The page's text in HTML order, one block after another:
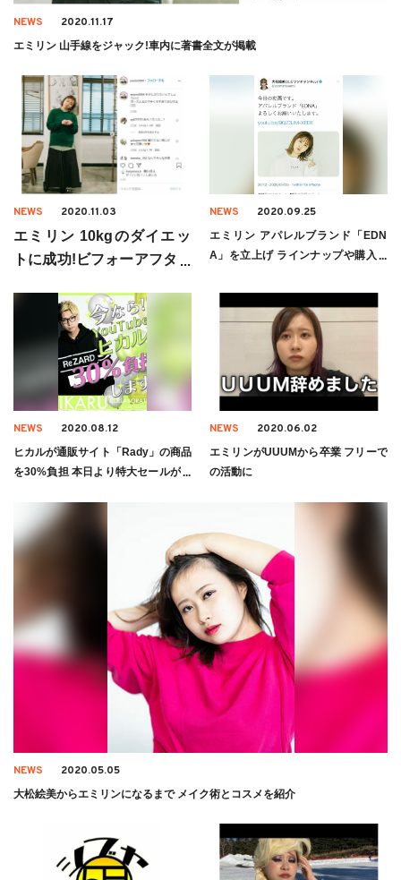
NEWS 2020.11.17
エミリン 山手線をジャック!車内に著書全文が掲載
NEWS 2020.11.03
エミリン 10kgのダイエッ
トに成功!ビフォーアフター
NEWS 2020.09.25
エミリン アパレルブランド「EDN
A」を立上げ ラインナップや購入方
NEWS 2020.08.12
ヒカルが通販サイト「Rady」の商品
を30%負担 本日より特大セールが開
NEWS 2020.06.02
エミリンがUUUMから卒業 フリーで
の活動に
NEWS 2020.05.05
大松絵美からエミリンになるまで メイク術とコスメを紹介